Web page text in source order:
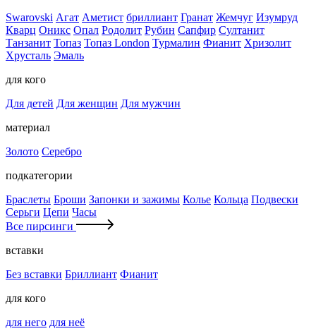
Swarovski Агат Аметист бриллиант Гранат Жемчуг Изумруд
Кварц Оникс Опал Родолит Рубин Сапфир Султанит
Танзанит Топаз Топаз London Турмалин Фианит Хризолит
Хрусталь Эмаль
для кого
Для детей Для женщин Для мужчин
материал
Золото Серебро
подкатегории
Браслеты Броши Запонки и зажимы Колье Кольца Подвески
Серьги Цепи Часы
Все пирсинги
вставки
Без вставки Бриллиант Фианит
для кого
для него для неё